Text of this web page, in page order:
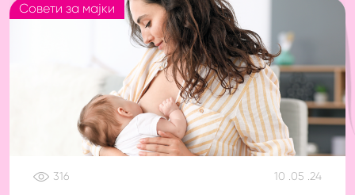
Совети за мајки
316 10 .05 .24